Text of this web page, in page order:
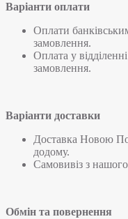
Варіанти оплати
Оплати
замовлення.
Оплата у
замовлення.
Варіанти доставки
Доставка Новою
додому.
Самовивіз з
Обмін та повернення